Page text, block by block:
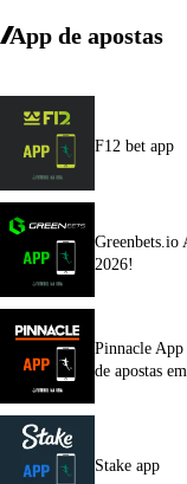
App de apostas
F12 bet app
Greenbets.io
2026!
Pinnacle
de apostas
Stake app